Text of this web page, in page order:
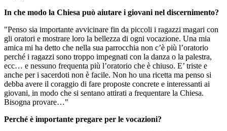
In che modo la Chiesa può aiutare i giovani nel discernimento?
"Penso sia importante avvicinare fin da piccoli i ragazzi magari con
gli oratori e mostrare loro la bellezza di ogni vocazione. Una mia
amica mi ha detto che nella sua parrocchia non c’è più l’oratorio
perché i ragazzi sono troppo impegnati con la danza o la palestra,
ecc… e nessuno frequenta più l’oratorio che è chiuso. E’ triste e
anche per i sacerdoti non è facile. Non ho una ricetta ma penso si
debba avere il coraggio di fare proposte concrete e interessanti ai
giovani, in modo che si sentano attirati a frequentare la Chiesa.
Bisogna provare…"
Perché è importante pregare per le vocazioni?